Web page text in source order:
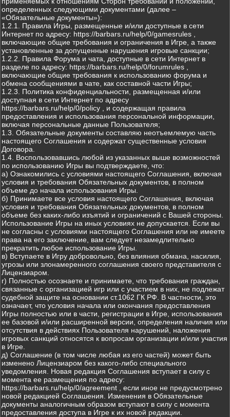
определенных следующими документами (далее –
«Обязательные документы»):
1.2.1. Правила Игры, размещенные и/или доступные в сети
Интернет по адресу: https://barbars.ru/help/0/gamesrules ,
включающие общие требования и ограничения в Игре, а также
установленные за допущенные нарушения игровые санкции;
1.2.2. Правила Форума и чата, доступные в сети Интернет в
разделе по адресу: https://barbars.ru/help/0/forumrules ,
включающие общие требования к использованию форума и
обмена сообщениями в чате, как составной части Игры;
1.2.3. Политика конфиденциальности, размещенная и/или
доступная в сети Интернет по адресу
https://barbars.ru/help/0/policy , и содержащая правила
предоставления и использования персональной информации,
включая персональные данные Пользователя;
1.3. Обязательные документы составляю неотъемлемую часть
настоящего Соглашения и содержат существенные условия
Договора.
1.4. Воспользовавшись любой из указанных выше возможностей
по использованию Игры вы подтверждаете, что:
а) Ознакомились с условиями настоящего Соглашения, включая
условия и требования Обязательных документов, в полном
объеме до начала использования Игры.
б) Принимаете все условия настоящего Соглашения, включая
условия и требования Обязательных документов, в полном
объеме без каких-либо изъятий и ограничений с Вашей стороны.
Использование Игры на иных условиях не допускается. Если вы
не согласны с условиями настоящего Соглашения или не имеете
права на его заключение, вам следует незамедлительно
прекратить любое использование Игры.
в) Вступаете в Игру добровольно, без влияния обмана, насилия,
угрозы или злонамеренного соглашения своего представителя с
Лицензиаром.
г) Полностью осознаете и принимаете, что требования граждан,
связанные с организацией игр или с участием в них, не подлежат
судебной защите на основании ст.1062 ГК РФ. В частности, это
означает, что условия начала или окончания предоставления
Игры полностью или в части, регистрации в Игре, использования
ее базовой и/или расширенной версии, определения наличия или
отсутствия в действиях Пользователя нарушений, наложения
игровых санкций относятся к вопросам организации и/или участия
в Игре.
д) Соглашение (в том числе любая из его частей) может быть
изменено Лицензиаром без какого-либо специального
уведомления. Новая редакция Соглашения вступает в силу с
момента ее размещения по адресу:
https://barbars.ru/help/0/agreement , если иное не предусмотрено
новой редакцией Соглашения. Изменения в Обязательные
документы аналогичным образом вступают в силу с момента
предоставления доступа в Игре к их новой редакции.